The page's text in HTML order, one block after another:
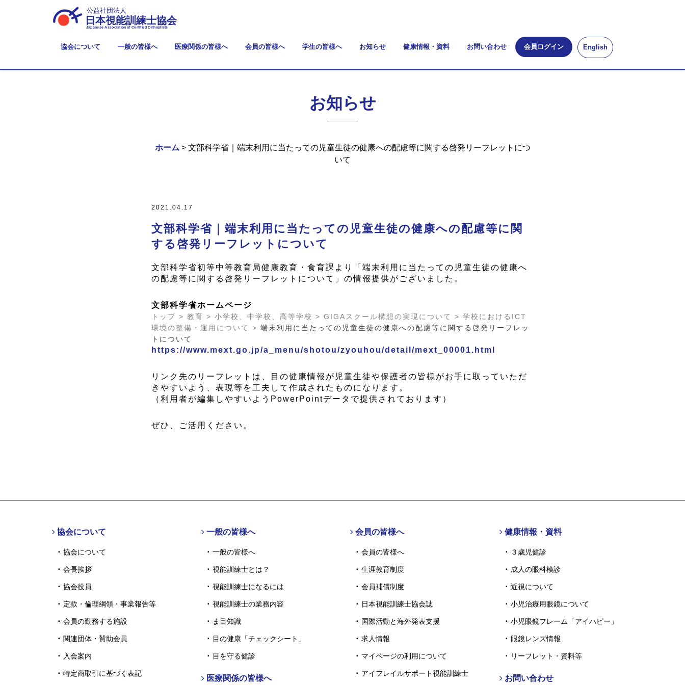
公益社団法人
日本視能訓練士協会
Japanese Association of Certified Orthoptists
協会について 一般の皆様へ 医療関係の皆様へ 会員の皆様へ 学生の皆様へ お知らせ 健康情報・資料 お問い合わせ 会員ログイン English
お知らせ
ホーム > 文部科学省｜端末利用に当たっての児童生徒の健康への配慮等に関する啓発リーフレットにつ
いて
2021.04.17
文部科学省｜端末利用に当たっての児童生徒の健康への配慮等に関
する啓発リーフレットについて
文部科学省初等中等教育局健康教育・食育課より「端末利用に当たっての児童生徒の健康へ
の配慮等に関する啓発リーフレットについて」の情報提供がございました。
文部科学省ホームページ
トップ > 教育 > 小学校、中学校、高等学校 > GIGAスクール構想の実現について > 学校におけるICT
環境の整備・運用について > 端末利用に当たっての児童生徒の健康への配慮等に関する啓発リーフレッ
トについて
https://www.mext.go.jp/a_menu/shotou/zyouhou/detail/mext_00001.html
リンク先のリーフレットは、目の健康情報が児童生徒や保護者の皆様がお手に取っていただ
きやすいよう、表現等を工夫して作成されたものになります。
（利用者が編集しやすいようPowerPointデータで提供されております）
ぜひ、ご活用ください。
協会について
協会について
会長挨拶
協会役員
定款・倫理綱領・事業報告等
会員の勤務する施設
関連団体・賛助会員
入会案内
特定商取引に基づく表記
一般の皆様へ
一般の皆様へ
視能訓練士とは？
視能訓練士になるには
視能訓練士の業務内容
ま目知識
目の健康「チェックシート」
目を守る健診
医療関係の皆様へ
会員の皆様へ
会員の皆様へ
生涯教育制度
会員補償制度
日本視能訓練士協会誌
国際活動と海外発表支援
求人情報
マイページの利用について
アイフレイルサポート視能訓練士
健康情報・資料
３歳児健診
成人の眼科検診
近視について
小児治療用眼鏡について
小児眼鏡フレーム「アイハピー」
眼鏡レンズ情報
リーフレット・資料等
お問い合わせ